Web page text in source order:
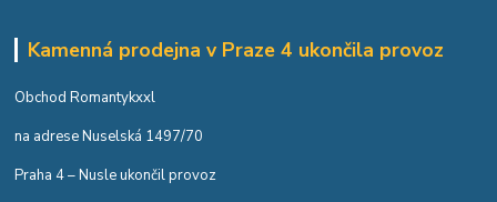
Kamenná prodejna v Praze 4 ukončila provoz
Obchod Romantykxxl
na adrese Nuselská 1497/70
Praha 4 – Nusle ukončil provoz